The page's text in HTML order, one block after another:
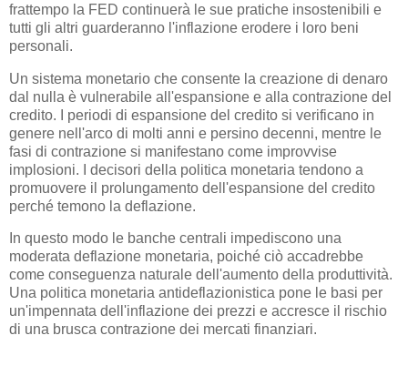
frattempo la FED continuerà le sue pratiche insostenibili e
tutti gli altri guarderanno l'inflazione erodere i loro beni
personali.
Un sistema monetario che consente la creazione di denaro
dal nulla è vulnerabile all'espansione e alla contrazione del
credito. I periodi di espansione del credito si verificano in
genere nell'arco di molti anni e persino decenni, mentre le
fasi di contrazione si manifestano come improvvise
implosioni. I decisori della politica monetaria tendono a
promuovere il prolungamento dell'espansione del credito
perché temono la deflazione.
In questo modo le banche centrali impediscono una
moderata deflazione monetaria, poiché ciò accadrebbe
come conseguenza naturale dell'aumento della produttività.
Una politica monetaria antideflazionistica pone le basi per
un'impennata dell'inflazione dei prezzi e accresce il rischio
di una brusca contrazione dei mercati finanziari.